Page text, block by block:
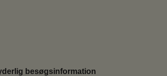
besøgsinformation